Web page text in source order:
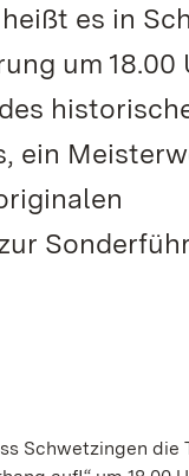
es in
um 18.00
ein
Schwetzingen die